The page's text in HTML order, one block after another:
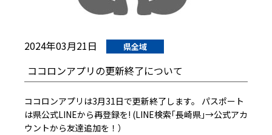
2024年03月21日 県全域
ココロンアプリの更新終了について
ココロンアプリは3月31日で更新終了します。 パスポート
は県公式LINEから再登録を! (LINE検索｢長崎県｣→公式アカ
ウントから友達追加を！）